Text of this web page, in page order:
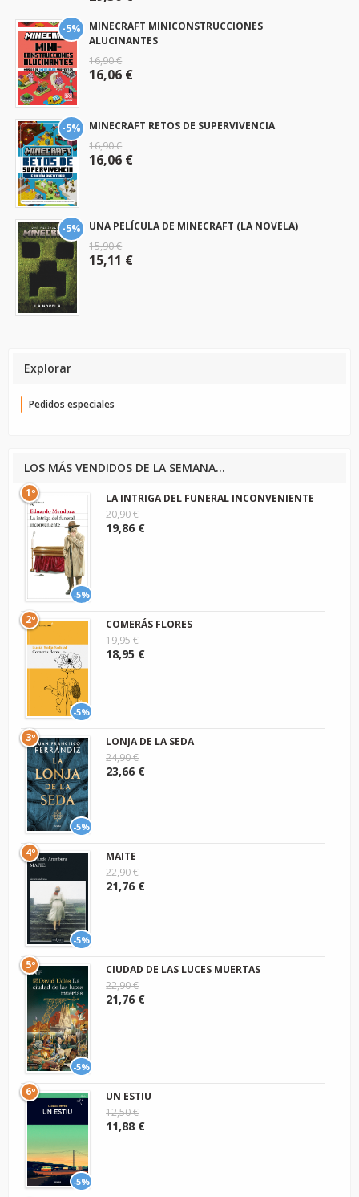
-5%
MINECRAFT MINICONSTRUCCIONES
ALUCINANTES
16,90 €
16,06 €
-5%
MINECRAFT RETOS DE SUPERVIVENCIA
16,90 €
16,06 €
-5%
UNA PELÍCULA DE MINECRAFT (LA NOVELA)
15,90 €
15,11 €
Explorar
Pedidos especiales
LOS MÁS VENDIDOS DE LA SEMANA...
-5%
1º
LA INTRIGA DEL FUNERAL INCONVENIENTE
20,90 €
19,86 €
-5%
2º
COMERÁS FLORES
19,95 €
18,95 €
-5%
3º
LONJA DE LA SEDA
24,90 €
23,66 €
-5%
4º
MAITE
22,90 €
21,76 €
-5%
5º
CIUDAD DE LAS LUCES MUERTAS
22,90 €
21,76 €
-5%
6º
UN ESTIU
12,50 €
11,88 €